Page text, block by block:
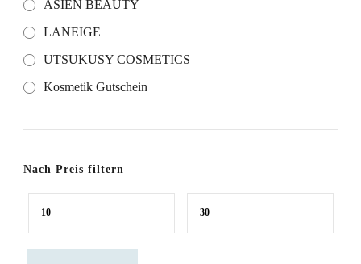
ASIEN BEAUTY
LANEIGE
UTSUKUSY COSMETICS
Kosmetik Gutschein
Nach Preis filtern
Min. Max.